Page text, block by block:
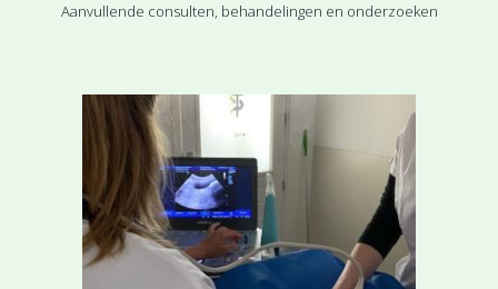
Aanvullende consulten, behandelingen en onderzoeken